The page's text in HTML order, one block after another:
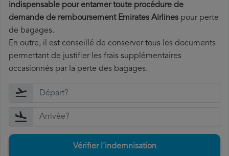
indispensable pour entamer toute procédure de
demande de remboursement Emirates Airlines pour perte
de bagages.
En outre, il est conseillé de conserver tous les documents
permettant de justifier les frais supplémentaires
occasionnés par la perte des bagages.
Vérifier l'indemnisation